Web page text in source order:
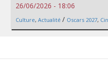
26/06/2026 - 18:06
Culture, Actualité / Oscars 2027,